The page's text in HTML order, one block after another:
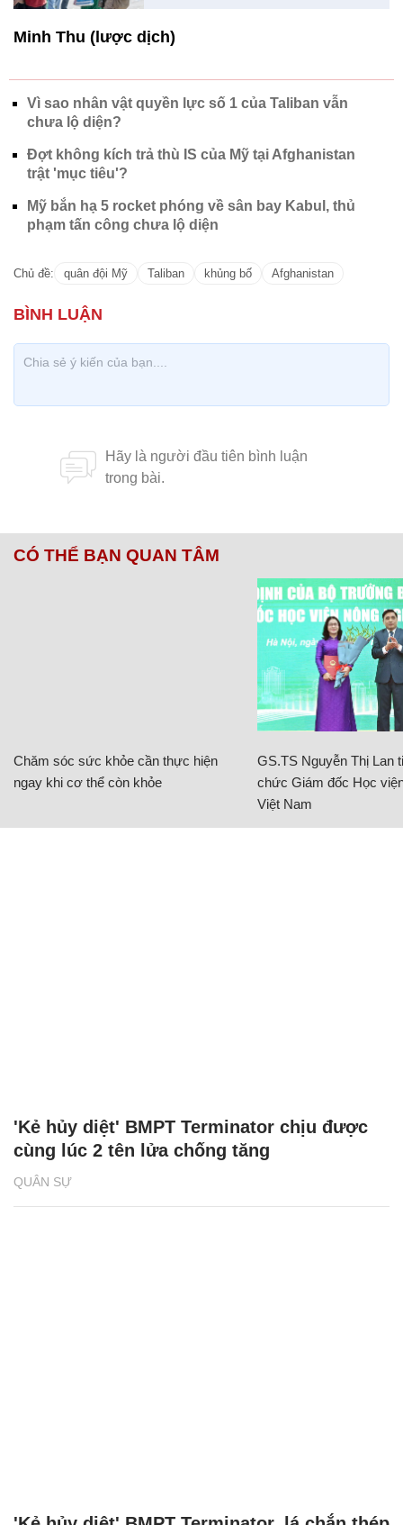
Minh Thu (lược dịch)
Vì sao nhân vật quyền lực số 1 của Taliban vẫn
chưa lộ diện?
Đợt không kích trả thù IS của Mỹ tại Afghanistan
trật 'mục tiêu'?
Mỹ bắn hạ 5 rocket phóng về sân bay Kabul, thủ
phạm tấn công chưa lộ diện
Chủ đề: quân đội Mỹ Taliban khủng bố Afghanistan
CÓ THỂ BẠN QUAN TÂM
Chăm sóc sức khỏe cần thực hiện
ngay khi cơ thể còn khỏe
GS.TS Nguyễn Thị Lan
chức Giám đốc Học
Việt Nam
QUÂN SỰ
'Kẻ hủy diệt' BMPT Terminator chịu được
cùng lúc 2 tên lửa chống tăng